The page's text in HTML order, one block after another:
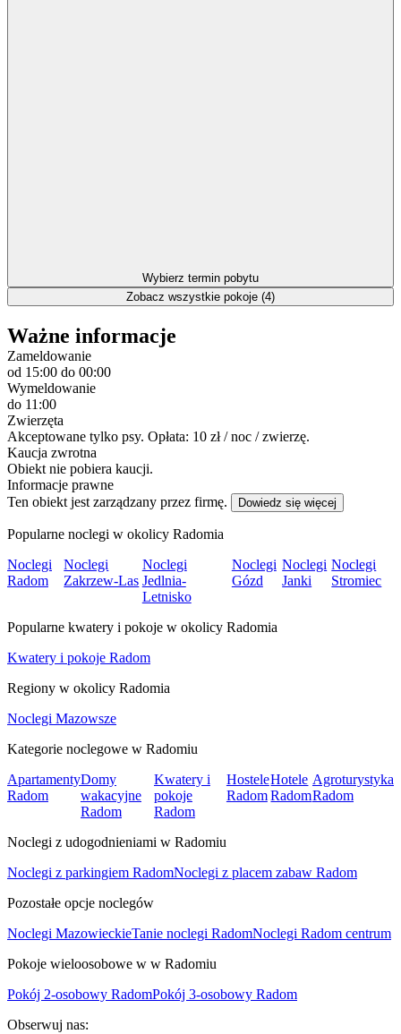
Wybierz termin pobytu
Zobacz wszystkie pokoje (4)
Ważne informacje
Zameldowanie
od 15:00 do 00:00
Wymeldowanie
do 11:00
Zwierzęta
Akceptowane tylko psy. Opłata: 10 zł / noc / zwierzę.
Kaucja zwrotna
Obiekt nie pobiera kaucji.
Informacje prawne
Ten obiekt jest zarządzany przez firmę.
Dowiedz się więcej
Popularne noclegi w okolicy Radomia
Noclegi
Radom
Noclegi
Zakrzew-Las
Noclegi
Jedlnia-
Letnisko
Noclegi
Gózd
Noclegi
Janki
Noclegi
Stromiec
Popularne kwatery i pokoje w okolicy Radomia
Kwatery i pokoje Radom
Regiony w okolicy Radomia
Noclegi Mazowsze
Kategorie noclegowe w Radomiu
Apartamenty
Radom
Domy
wakacyjne
Radom
Kwatery i
pokoje
Radom
Hostele
Radom
Hotele
Radom
Agroturystyka
Radom
Noclegi z udogodnieniami w Radomiu
Noclegi z parkingiem RadomNoclegi z placem zabaw Radom
Pozostałe opcje noclegów
Noclegi MazowieckieTanie noclegi RadomNoclegi Radom centrum
Pokoje wieloosobowe w w Radomiu
Pokój 2-osobowy RadomPokój 3-osobowy Radom
Obserwuj nas: